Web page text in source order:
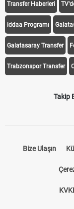
Transfer Haberleri
iddaa Programı
Galatasaray Transfer
Trabzonspor Transfer
Takip
Bize Ulaşın